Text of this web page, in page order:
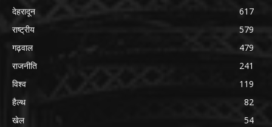
देहरादून
617
राष्ट्रीय
579
गढ़वाल
479
राजनीति
241
विश्व
119
हैल्थ
82
खेल
54